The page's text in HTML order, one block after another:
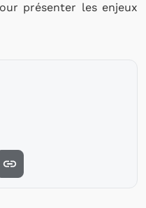
présenter les enjeux